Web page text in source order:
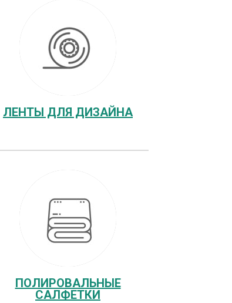
ЛЕНТЫ ДЛЯ ДИЗАЙНА
ПОЛИРОВАЛЬНЫЕ
САЛФЕТКИ